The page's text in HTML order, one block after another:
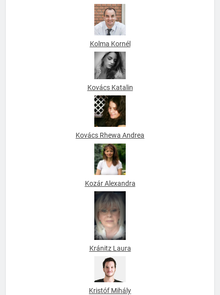
Kolma Kornél
Kovács Katalin
Kovács Rhewa Andrea
Kozár Alexandra
Kránitz Laura
Kristóf Mihály